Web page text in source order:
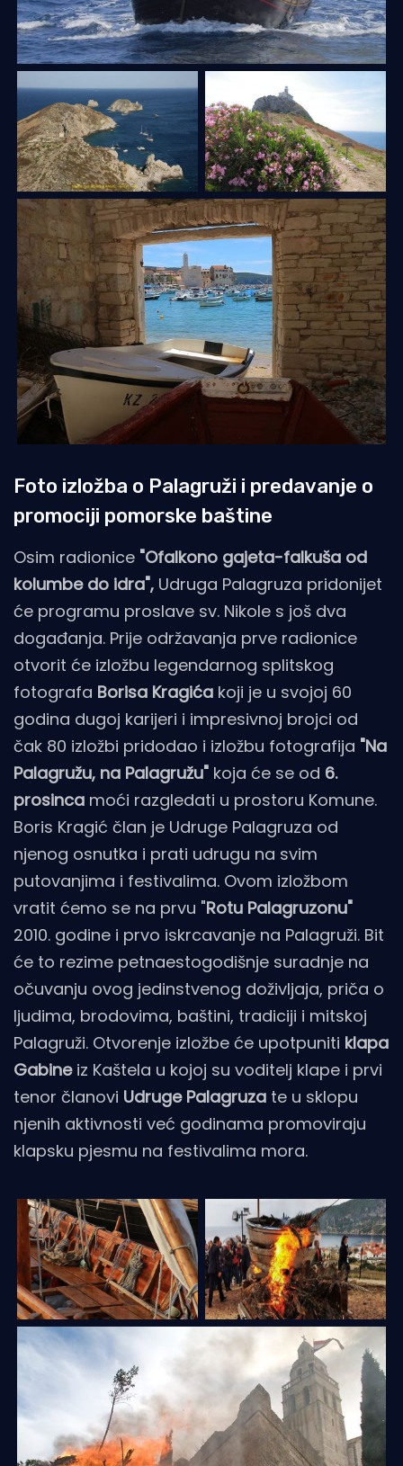
Foto izložba o Palagruži i predavanje o
promociji pomorske baštine
Osim radionice "Ofalkono gajeta-falkuša od
kolumbe do idra", Udruga Palagruza pridonijet
će programu proslave sv. Nikole s još dva
događanja. Prije održavanja prve radionice
otvorit će izložbu legendarnog splitskog
fotografa Borisa Kragića koji je u svojoj 60
godina dugoj karijeri i impresivnoj brojci od
čak 80 izložbi pridodao i izložbu fotografija "Na
Palagružu, na Palagružu" koja će se od 6.
prosinca moći razgledati u prostoru Komune.
Boris Kragić član je Udruge Palagruza od
njenog osnutka i prati udrugu na svim
putovanjima i festivalima. Ovom izložbom
vratit ćemo se na prvu "Rotu Palagruzonu"
2010. godine i prvo iskrcavanje na Palagruži. Bit
će to rezime petnaestogodišnje suradnje na
očuvanju ovog jedinstvenog doživljaja, priča o
ljudima, brodovima, baštini, tradiciji i mitskoj
Palagruži. Otvorenje izložbe će upotpuniti klapa
Gabineiz Kaštela u kojoj su voditelj klape i prvi
tenor članovi Udruge Palagruza te u sklopu
njenih aktivnosti već godinama promoviraju
klapsku pjesmu na festivalima mora.